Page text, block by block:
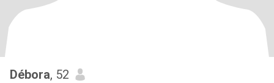
Débora, 52